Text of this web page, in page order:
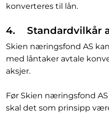
konverteres til lån.
4. Standardvilkår
Skien næringsfond AS
med låntaker avtale
aksjer.
Før Skien næringsfond
skal det som prinsipp